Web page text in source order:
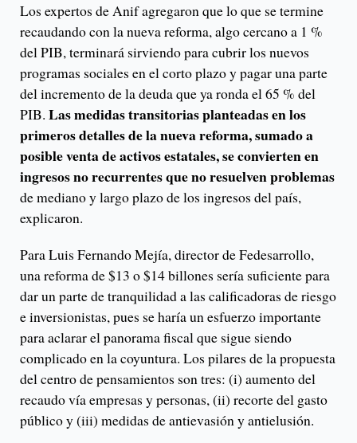
Los expertos de Anif agregaron que lo que se termine
recaudando con la nueva reforma, algo cercano a 1 %
del PIB, terminará sirviendo para cubrir los nuevos
programas sociales en el corto plazo y pagar una parte
del incremento de la deuda que ya ronda el 65 % del
PIB. Las medidas transitorias planteadas en los
primeros detalles de la nueva reforma, sumado a
posible venta de activos estatales, se convierten en
ingresos no recurrentes que no resuelven problemas
de mediano y largo plazo de los ingresos del país,
explicaron.
Para Luis Fernando Mejía, director de Fedesarrollo,
una reforma de $13 o $14 billones sería suficiente para
dar un parte de tranquilidad a las calificadoras de riesgo
e inversionistas, pues se haría un esfuerzo importante
para aclarar el panorama fiscal que sigue siendo
complicado en la coyuntura. Los pilares de la propuesta
del centro de pensamientos son tres: (i) aumento del
recaudo vía empresas y personas, (ii) recorte del gasto
público y (iii) medidas de antievasión y antielusión.